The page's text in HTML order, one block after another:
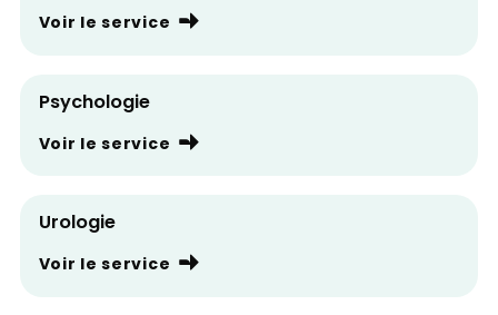
Voir le service
Psychologie
Voir le service
Urologie
Voir le service